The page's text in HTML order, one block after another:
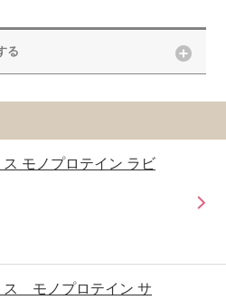
る
ス モノプロテイン ラビ
ス モノプロテイン サ